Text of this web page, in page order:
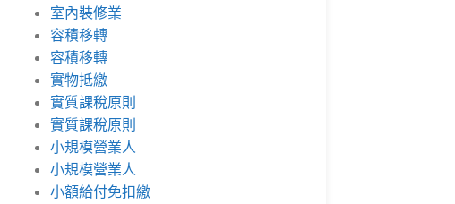
室內裝修業
容積移轉
容積移轉
實物抵繳
實質課稅原則
實質課稅原則
小規模營業人
小規模營業人
小額給付免扣繳